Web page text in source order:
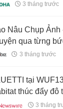
3 tháng trước
Nâu Chụp Ảnh
qua từng
3 tháng trước
tại
thúc đẩy đô
cầu
3 tháng